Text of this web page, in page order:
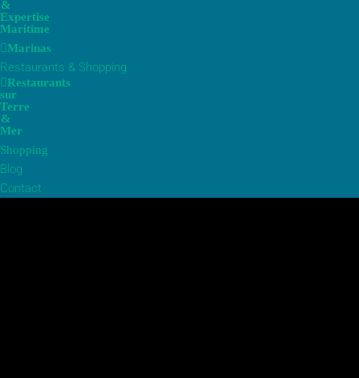
&
Expertise
Maritime
Marinas
Restaurants & Shopping
Restaurants
sur
Terre
&
Mer
Shopping
Blog
Contact